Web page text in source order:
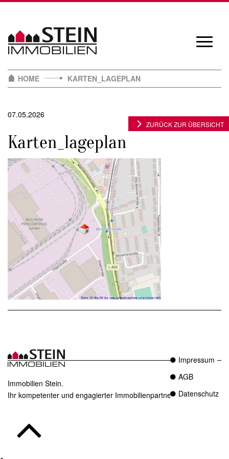
content
HOME
KARTEN_LAGEPLAN
07.05.2026
Karten_lageplan
ZURÜCK ZUR ÜBERSICHT
Immobilien Stein.
Ihr kompetenter und engagierter Immobilienpartner in Essen.
Impressum
AGB
Datenschutz